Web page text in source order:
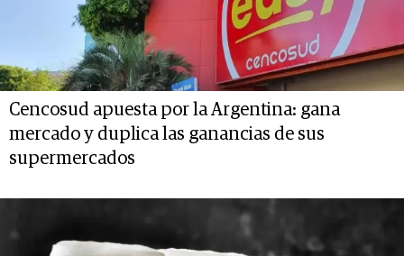
Cencosud apuesta por la Argentina: gana
mercado y duplica las ganancias de sus
supermercados